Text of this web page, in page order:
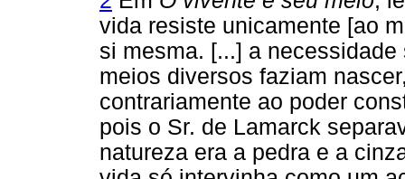
vida resiste unicamente [ao
si mesma. [...] a
meios diversos faziam
contrariamente ao poder
pois o Sr. de Lamarck
natureza era a pedra e a